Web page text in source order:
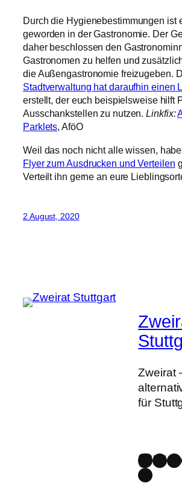
Durch die Hygienebestimmungen ist
geworden in der Gastronomie. Der
daher beschlossen den
Gastronomen zu helfen und
die Außengastronomie freizugeben.
Stadtverwaltung hat daraufhin einen
erstellt, der euch beispielsweise hilft
Ausschankstellen zu nutzen.Linkfix:
Parklets, AföO
Weil das noch nicht alle wissen,
Flyer zum Ausdrucken und Verteilen
Verteilt ihn gerne an eure
2 August, 2020
Zweirat
für
Link